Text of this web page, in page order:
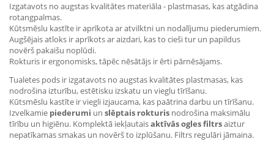
Izgatavots no augstas kvalitātes materiāla - plastmasas, kas atgādina
rotangpalmas.
Kūtsmēslu kastīte ir aprīkota ar atvilktni un nodalījumu piederumiem.
Augšējais atloks ir aprīkots ar aizdari, kas to cieši tur un papildus
novērš pakaišu noplūdi.
Rokturis ir ergonomisks, tāpēc nēsātājs ir ērti pārnēsājams.
Tualetes pods ir izgatavots no augstas kvalitātes plastmasas, kas
nodrošina izturību, estētisku izskatu un vieglu tīrīšanu.
Kūtsmēslu kastīte ir viegli izjaucama, kas paātrina darbu un tīrīšanu.
Izvelkamie piederumi un slēptais rokturis nodrošina maksimālu
tīrību un higiēnu. Komplektā iekļautaisaktīvās ogles filtrsaiztur
nepatīkamas smakas un novērš to izplūšanu. Filtrs regulāri jāmaina.